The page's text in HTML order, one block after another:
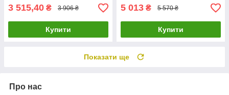
3 515,40 ₴ 3 906 ₴
Купити
5 013 ₴ 5 570 ₴
Купити
Показати ще
Про нас